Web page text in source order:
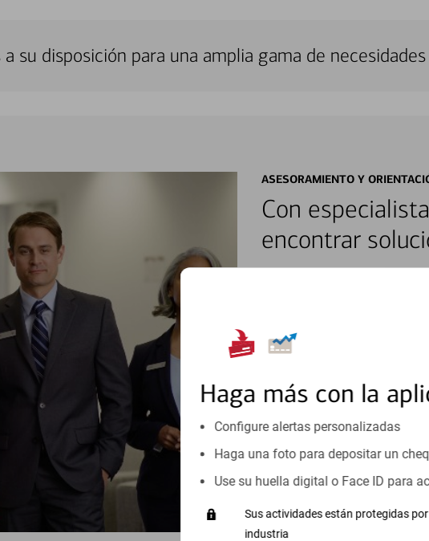
Haga más con la
Configure alertas personalizadas
Haga una foto para depositar un
Use su huella digital o Face ID para
Sus actividades están protegidas
industria
su disposición para una amplia gama de
ASESORAMIENTO Y
Con
encontrar
inicio o crecimiento de su
esté listo, un especialista
Programe una cita
Vea si nuestro centro de
Visite nuestro centro de ayuda